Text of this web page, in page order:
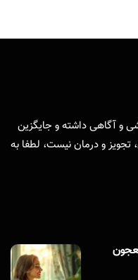
و آگاهی داشته و جایگزین
و درمان نیست، لطفا به